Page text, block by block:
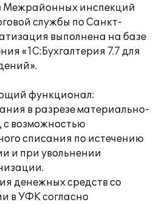
Межрайонных инспекций
службы по Санкт-
выполнена на базе
«1С:Бухгалтерия 7.7 для
функционал:
в разрезе материально-
с возможностью
списания по истечению
и при увольнении
денежных средств со
в УФК согласно